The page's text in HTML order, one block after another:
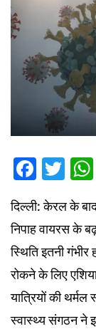
दिल्ली: केरल के
निपाह वायरस के
स्थिति इतनी
रोकने के लिए
यात्रियों की
स्वास्थ्य संगठन ने